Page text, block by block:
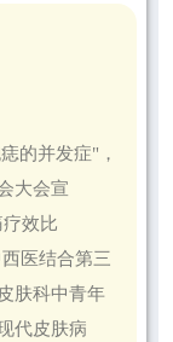
的并发症"，
大会宣
效比
医结合第三
肤科中青年
代皮肤病